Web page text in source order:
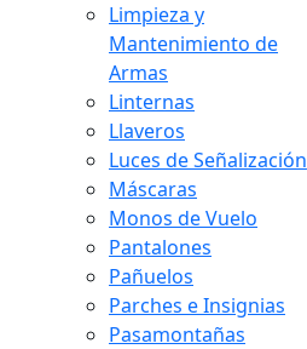
Limpieza y
Mantenimiento de
Armas
Linternas
Llaveros
Luces de Señalización
Máscaras
Monos de Vuelo
Pantalones
Pañuelos
Parches e Insignias
Pasamontañas